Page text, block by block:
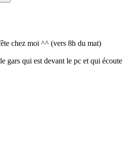
chez moi ^^ (vers 8h du mat)
gars qui est devant le pc et qui écoute